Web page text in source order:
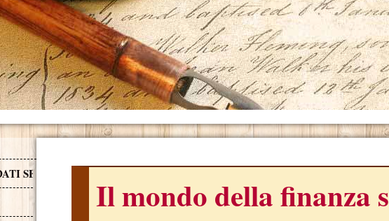
SE TI PIACCIONO
Il mondo della finanza